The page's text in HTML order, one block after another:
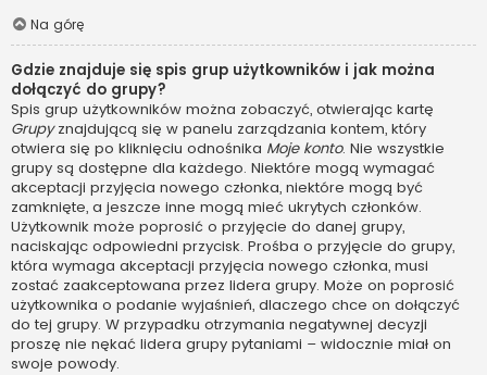
Na górę
Gdzie znajduje się spis grup użytkowników i jak można
dołączyć do grupy?
Spis grup użytkowników można zobaczyć, otwierając kartę
Grupyznajdującą się w panelu zarządzania kontem, który
otwiera się po kliknięciu odnośnika Moje konto. Nie wszystkie
grupy są dostępne dla każdego. Niektóre mogą wymagać
akceptacji przyjęcia nowego członka, niektóre mogą być
zamknięte, a jeszcze inne mogą mieć ukrytych członków.
Użytkownik może poprosić o przyjęcie do danej grupy,
naciskając odpowiedni przycisk. Prośba o przyjęcie do grupy,
która wymaga akceptacji przyjęcia nowego członka, musi
zostać zaakceptowana przez lidera grupy. Może on poprosić
użytkownika o podanie wyjaśnień, dlaczego chce on dołączyć
do tej grupy. W przypadku otrzymania negatywnej decyzji
proszę nie nękać lidera grupy pytaniami – widocznie miał on
swoje powody.